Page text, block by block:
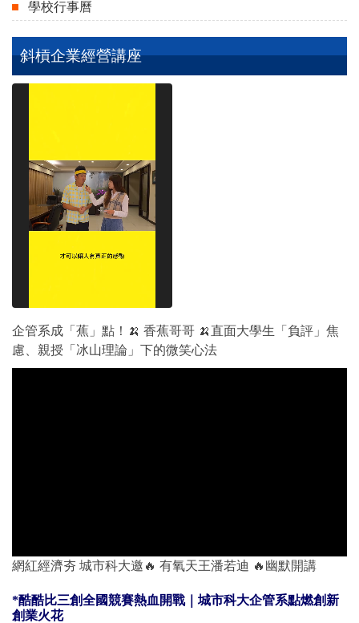
學校行事曆
斜槓企業經營講座
企管系成「蕉」點！🍌 香蕉哥哥 🍌直面大學生「負評」焦
慮、親授「冰山理論」下的微笑心法
網紅經濟夯 城市科大邀🔥 有氧天王潘若迪 🔥幽默開講
*酷酷比三創全國競賽熱血開戰｜城市科大企管系點燃創新
創業火花